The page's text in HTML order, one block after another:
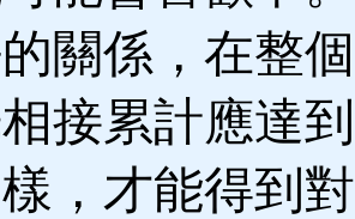
關係，在整
接累計應達
，才能得到